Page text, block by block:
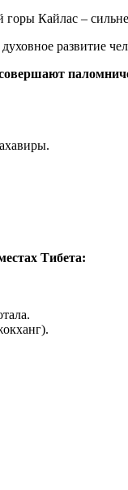
Кайлас –
развитие
Тибета: